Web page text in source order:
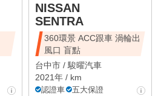
NISSAN
SENTRA
360環景 ACC跟車 渦輪出
風口 盲點
台中市 / 駿曜汽車
2021年 / km
認證車
五大保證